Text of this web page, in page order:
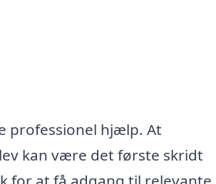
professionel hjælp. At
kan være det første skridt